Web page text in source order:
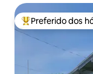
Entre os
Preferido dos